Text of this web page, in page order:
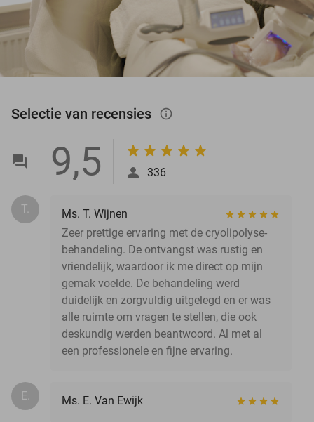
Selectie van recensies info_outlined
9,5 336
T.
Ms. T. Wijnen
Zeer prettige ervaring met de cryolipolyse-
behandeling. De ontvangst was rustig en
vriendelijk, waardoor ik me direct op mijn
gemak voelde. De behandeling werd
duidelijk en zorgvuldig uitgelegd en er was
alle ruimte om vragen te stellen, die ook
deskundig werden beantwoord. Al met al
een professionele en fijne ervaring.
E. Ms. E. Van Ewijk